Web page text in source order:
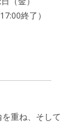
終了）
重ね、そして